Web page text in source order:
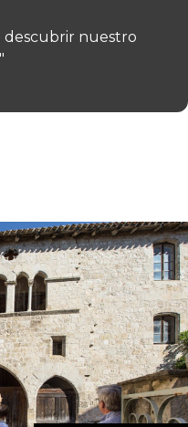
descubrir nuestro